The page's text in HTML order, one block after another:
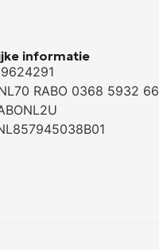
informatie
RABO 0368 5932 66